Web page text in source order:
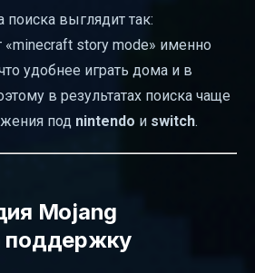
поиска выглядит так:
«minecraft story mode» именно
удобнее играть дома и в
в результатах поиска чаще
под nintendo и switch.
Mojang
поддержку